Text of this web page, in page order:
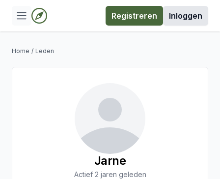
Registreren Inloggen
Home / Leden
Jarne
Actief 2 jaren geleden